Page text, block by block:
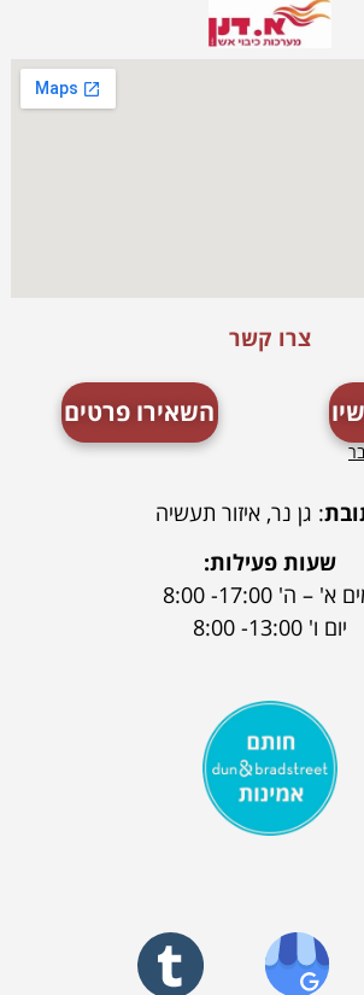
צרו קשר
השאירו פרטים
: גן נר, איזור תעשיה
שעות פעילות:
א' – ה' 17:00- 8:00
יום ו' 13:00- 8:00